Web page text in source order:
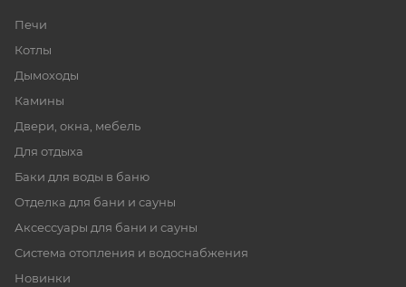
Печи
Котлы
Дымоходы
Камины
Двери, окна, мебель
Для отдыха
Баки для воды в баню
Отделка для бани и сауны
Аксессуары для бани и сауны
Система отопления и водоснабжения
Новинки